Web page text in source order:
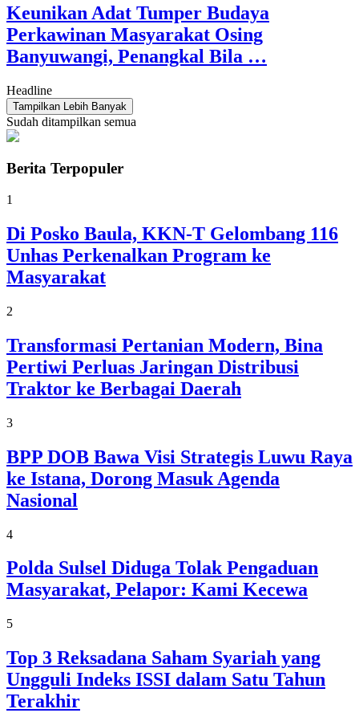
Keunikan Adat Tumper Budaya
Perkawinan Masyarakat Osing
Banyuwangi, Penangkal Bila …
Headline
Tampilkan Lebih Banyak
Sudah ditampilkan semua
Berita Terpopuler
1
Di Posko Baula, KKN-T Gelombang 116
Unhas Perkenalkan Program ke
Masyarakat
2
Transformasi Pertanian Modern, Bina
Pertiwi Perluas Jaringan Distribusi
Traktor ke Berbagai Daerah
3
BPP DOB Bawa Visi Strategis Luwu Raya
ke Istana, Dorong Masuk Agenda
Nasional
4
Polda Sulsel Diduga Tolak Pengaduan
Masyarakat, Pelapor: Kami Kecewa
5
Top 3 Reksadana Saham Syariah yang
Ungguli Indeks ISSI dalam Satu Tahun
Terakhir